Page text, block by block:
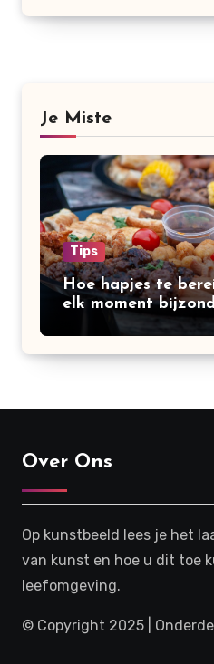
Je Miste
Tips
Hoe hapjes te
elk moment
Over Ons
Op kunstbeeld lees je het
van kunst en hoe u dit toe
leefomgeving.
© Copyright 2025 |